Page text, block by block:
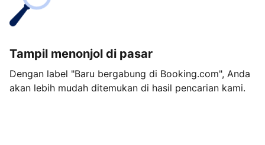
Tampil menonjol di pasar
Dengan label "Baru bergabung di Booking.com", Anda
akan lebih mudah ditemukan di hasil pencarian kami.